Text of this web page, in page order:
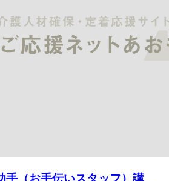
手（お手伝いスタッフ）講